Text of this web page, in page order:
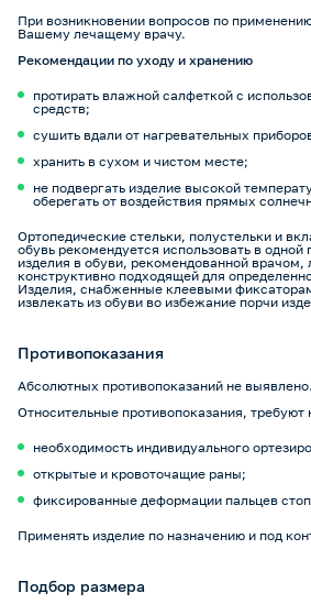
При возникновении вопросов по
Вашему лечащему врачу.
Рекомендации по уходу и хранению
протирать влажной салфеткой с
средств;
сушить вдали от нагревательных
хранить в сухом и чистом месте;
не подвергать изделие высокой
оберегать от воздействия прямых
Ортопедические стельки, полустельки и
обувь рекомендуется использовать в одной
изделия в обуви, рекомендованной врачом,
конструктивно подходящей для
Изделия, снабженные клеевыми
извлекать из обуви во избежание порчи
Противопоказания
Абсолютных противопоказаний не выявлено.
Относительные противопоказания, требуют
необходимость индивидуального
открытые и кровоточащие раны;
фиксированные деформации пальцев
Применять изделие по назначению и под
Подбор размера